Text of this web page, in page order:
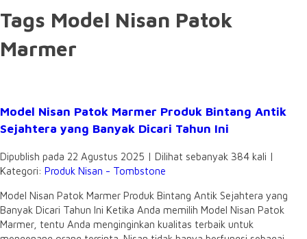
Tags Model Nisan Patok
Marmer
Model Nisan Patok Marmer Produk Bintang Antik
Sejahtera yang Banyak Dicari Tahun Ini
Dipublish pada 22 Agustus 2025 | Dilihat sebanyak 384 kali |
Kategori: Produk Nisan - Tombstone
Model Nisan Patok Marmer Produk Bintang Antik Sejahtera yang
Banyak Dicari Tahun Ini Ketika Anda memilih Model Nisan Patok
Marmer, tentu Anda menginginkan kualitas terbaik untuk